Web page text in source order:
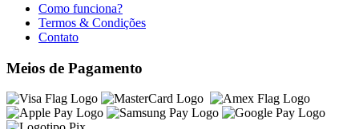
Como funciona?
Termos & Condições
Contato
Meios de Pagamento